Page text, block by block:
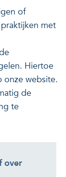
of
met
Hiertoe
onze website.
de
te
over